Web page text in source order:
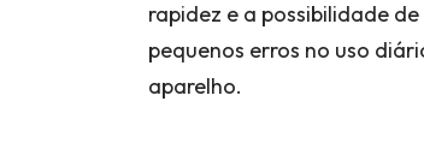
rapidez e a possibilidade
pequenos erros no uso
aparelho.